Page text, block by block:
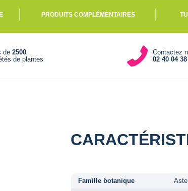
PRODUITS COMPLÉMENTAIRES
de 2500
de plantes
Contactez
02 40 04
Famille botanique